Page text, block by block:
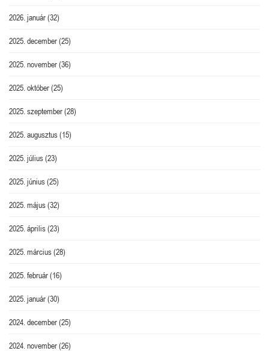
2026. január(32)
2025. december(25)
2025. november(36)
2025. október(25)
2025. szeptember(28)
2025. augusztus(15)
2025. július(23)
2025. június(25)
2025. május(32)
2025. április(23)
2025. március(28)
2025. február(16)
2025. január(30)
2024. december(25)
2024. november(26)